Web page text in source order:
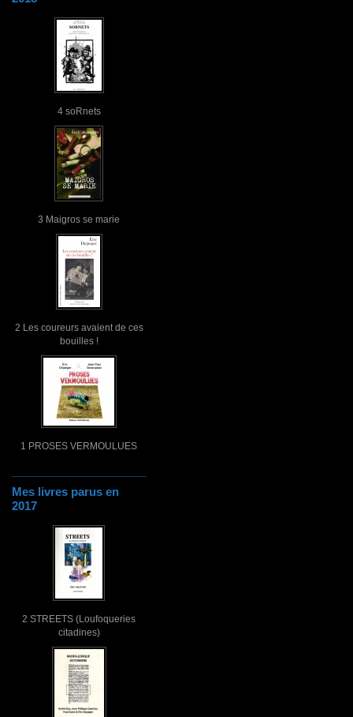
4 soRnets
3 Maigros se marie
2 Les coureurs avaient de ces
bouilles !
1 PROSES VERMOULUES
Mes livres parus en
2017
2 STREETS (Loufoqueries
citadines)